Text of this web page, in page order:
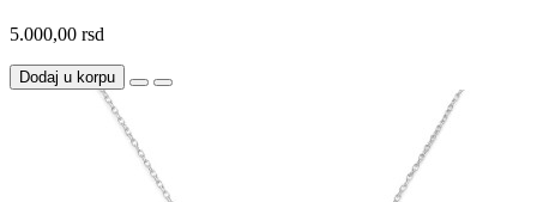
5.000,00 rsd
Dodaj u korpu